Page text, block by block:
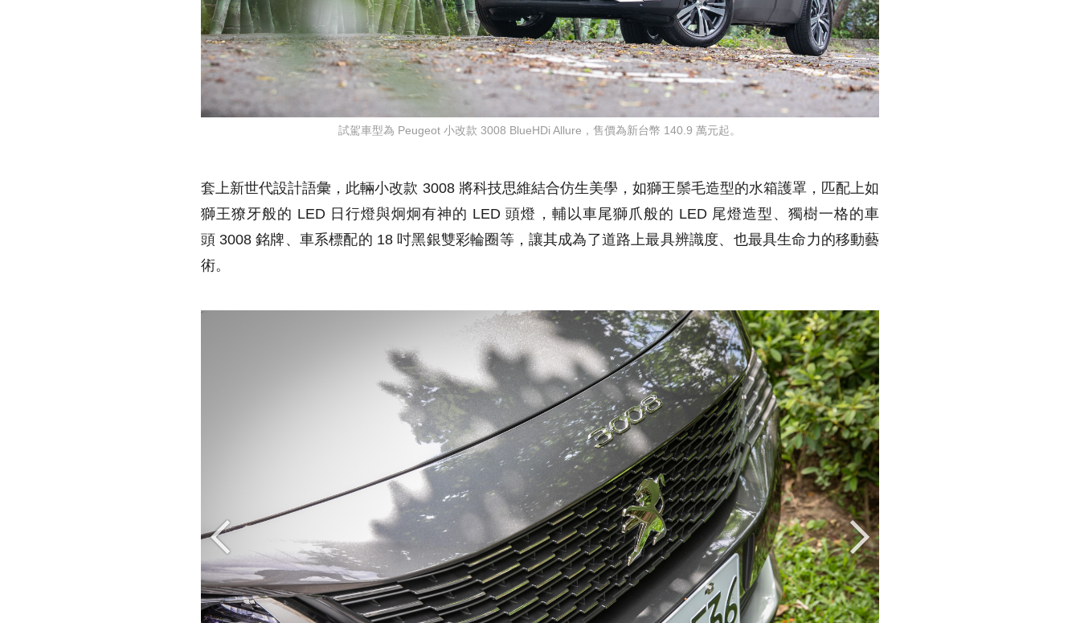
試駕車型為 Peugeot 小改款 3008 BlueHDi Allure，售價為新台幣 140.9 萬元起。
套上新世代設計語彙，此輛小改款 3008 將科技思維結合仿生美學，如獅王鬃毛造型的水箱護罩，匹配上如
獅王獠牙般的 LED 日行燈與炯炯有神的 LED頭燈，輔以車尾獅爪般的 LED 尾燈造型、獨樹一格的車
頭3008銘牌、車系標配的 18吋黑銀雙彩輪圈等，讓其成為了道路上最具辨識度、也最具生命力的移動藝
術。